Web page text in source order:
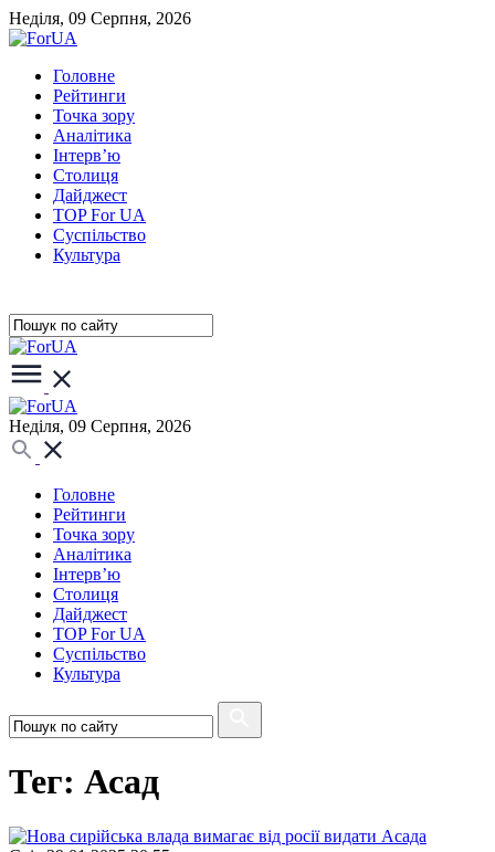
Неділя, 09 Серпня, 2026
Головне
Рейтинги
Точка зору
Аналітика
Інтерв’ю
Столиця
Дайджест
TOP For UA
Суспiльство
Культура
Неділя, 09 Серпня, 2026
Головне
Рейтинги
Точка зору
Аналітика
Інтерв’ю
Столиця
Дайджест
TOP For UA
Суспiльство
Культура
Тег: Асад